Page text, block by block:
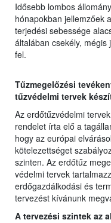
Idősebb lombos
hónapokban jellemzőek
terjedési sebessége
általában csekély,
fel.
Tűzmegelőzési
tűzvédelmi tervek
Az erdőtűzvédelmi
rendelet írta elő a
hogy az európai
kötelezettséget
szinten. Az erdőtűz
védelmi tervek
erdőgazdálkodási és
tervezést kívánunk
A tervezési szintek az